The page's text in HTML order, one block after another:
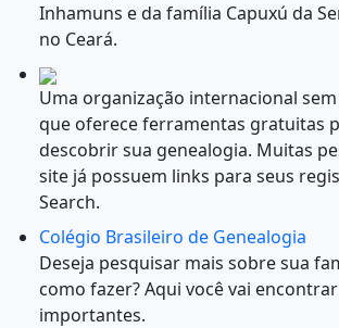
Inhamuns e da família Capuxú da
no Ceará.
Uma organização internacional
que oferece ferramentas gratuitas
descobrir sua genealogia. Muitas
site já possuem links para seus
Search.
Colégio Brasileiro de Genealogia
Deseja pesquisar mais sobre sua
como fazer? Aqui você vai
importantes.